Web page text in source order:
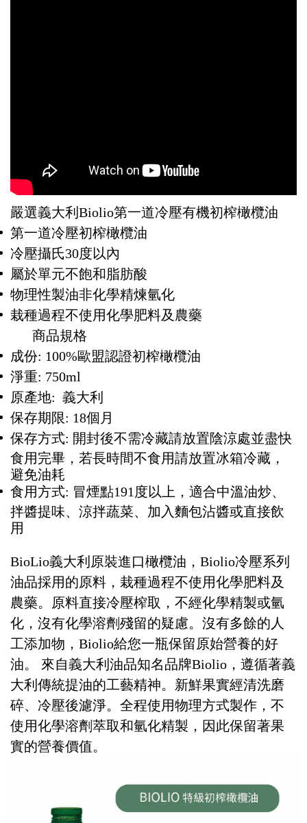
嚴選義大利Biolio第一道冷壓有機初榨橄欖油
第一道冷壓初榨橄欖油
冷壓攝氏30度以內
屬於單元不飽和脂肪酸
物理性製油非化學精煉氫化
栽種過程不使用化學肥料及農藥
商品規格
成份: 100%歐盟認證初榨橄欖油
淨重: 750ml
原產地: 義大利
保存期限: 18個月
保存方式: 開封後不需冷藏請放置陰涼處並盡快
食用完畢，若長時間不食用請放置冰箱冷藏，
避免油耗
食用方式: 冒煙點191度以上，適合中溫油炒、
拌醬提味、涼拌蔬菜、加入麵包沾醬或直接飲
用
BioLio義大利原裝進口橄欖油，Biolio冷壓系列
油品採用的原料，栽種過程不使用化學肥料及
農藥。原料直接冷壓榨取，不經化學精製或氫
化，沒有化學溶劑殘留的疑慮。沒有多餘的人
工添加物，Biolio給您一瓶保留原始營養的好
油。 來自義大利油品知名品牌Biolio，遵循著義
大利傳統提油的工藝精神。新鮮果實經清洗磨
碎、冷壓後濾淨。全程使用物理方式製作，不
使用化學溶劑萃取和氫化精製，因此保留著果
實的營養價值。